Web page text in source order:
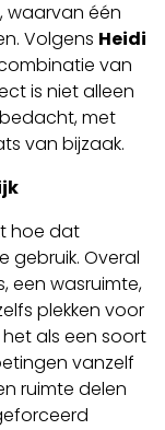
waarvan één
Volgens Heidi
van
is niet alleen
met
van bijzaak.
hoe dat
gebruik. Overal
een wasruimte,
plekken voor
als een soort
vanzelf
ruimte delen